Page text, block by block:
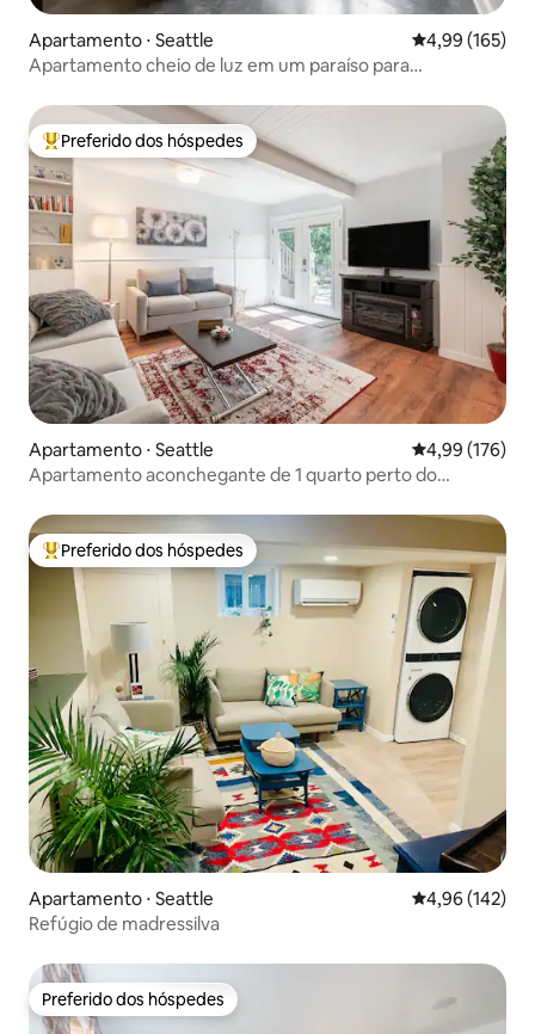
Apartamento ⋅ Seattle 4,99 de uma
4,99 (165)
Apartamento cheio de luz em um paraíso para
Entre os melhores preferidos dos hóspedes
Preferido dos hóspedes
Apartamento ⋅ Seattle 4,99 de uma
4,99 (176)
Apartamento aconchegante de 1 quarto perto do
Entre os melhores preferidos dos hóspedes
Preferido dos hóspedes
Apartamento ⋅ Seattle 4,96 de uma
4,96 (142)
Refúgio de madressilva
Preferido dos hóspedes
Preferido dos hóspedes